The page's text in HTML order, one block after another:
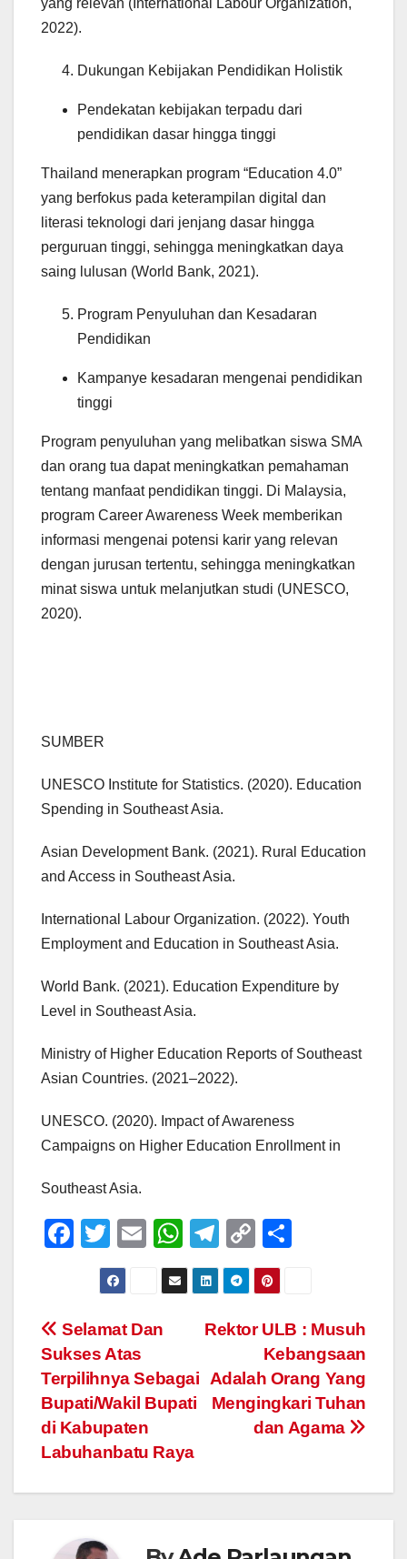
yang relevan (International Labour Organization,
2022).
Dukungan Kebijakan Pendidikan Holistik
Pendekatan kebijakan terpadu dari
pendidikan dasar hingga tinggi
Thailand menerapkan program “Education 4.0”
yang berfokus pada keterampilan digital dan
literasi teknologi dari jenjang dasar hingga
perguruan tinggi, sehingga meningkatkan daya
saing lulusan (World Bank, 2021).
Program Penyuluhan dan Kesadaran
Pendidikan
Kampanye kesadaran mengenai pendidikan
tinggi
Program penyuluhan yang melibatkan siswa SMA
dan orang tua dapat meningkatkan pemahaman
tentang manfaat pendidikan tinggi. Di Malaysia,
program Career Awareness Week memberikan
informasi mengenai potensi karir yang relevan
dengan jurusan tertentu, sehingga meningkatkan
minat siswa untuk melanjutkan studi (UNESCO,
2020).
SUMBER
UNESCO Institute for Statistics. (2020). Education
Spending in Southeast Asia.
Asian Development Bank. (2021). Rural Education
and Access in Southeast Asia.
International Labour Organization. (2022). Youth
Employment and Education in Southeast Asia.
World Bank. (2021). Education Expenditure by
Level in Southeast Asia.
Ministry of Higher Education Reports of Southeast
Asian Countries. (2021–2022).
UNESCO. (2020). Impact of Awareness
Campaigns on Higher Education Enrollment in
Southeast Asia.
F
e
b
o
o
k
T
wi
tt
er
E
m
ail
W
h
at
p
p
T
el
e
gr
m
C
o
p
y
Li
n
k
e
Post
navigation
Rektor ULB : Musuh
Kebangsaan
Adalah Orang Yang
Mengingkari Tuhan
dan Agama
Selamat Dan
Sukses Atas
Terpilihnya Sebagai
Bupati/Wakil Bupati
di Kabupaten
Labuhanbatu Raya